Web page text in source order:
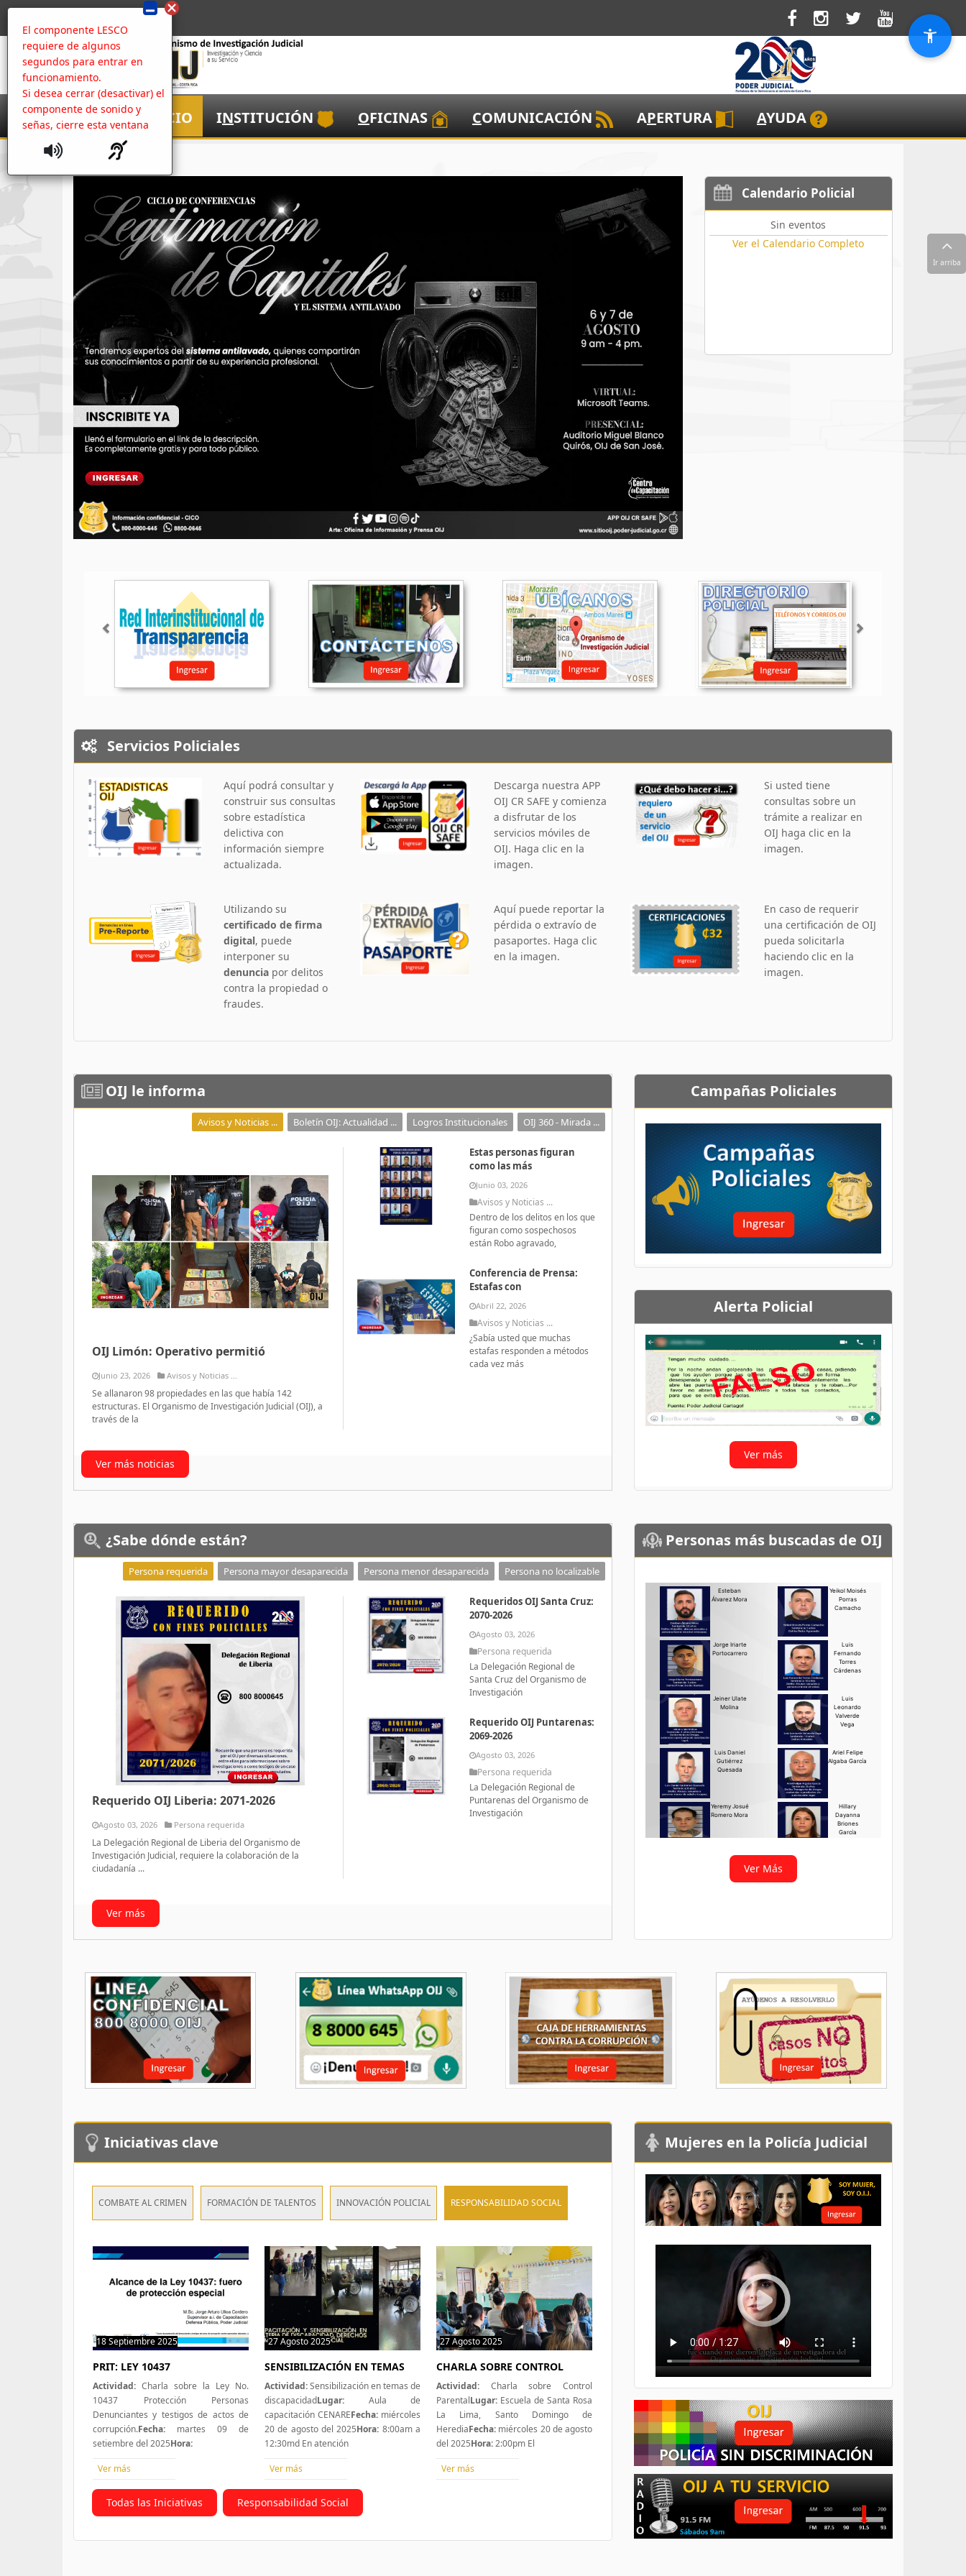
El componente LESCO
requiere de algunos
segundos para entrar en
funcionamiento.
Si desea cerrar (desactivar) el
componente de sonido y
señas, cierre esta ventana
NICIO INSTITUCIÓN OFICINAS COMUNICACIÓN APERTURA AYUDA
Calendario Policial
Sin eventos
Ver el Calendario Completo
Anterior
Servicios Policiales
Aquí podrá consultar y
construir sus consultas
sobre estadística
delictiva con
información siempre
actualizada.
Descarga nuestra APP
OIJ CR SAFE y comienza
a disfrutar de los
servicios móviles de
OIJ. Haga clic en la
imagen.
Si usted tiene
consultas sobre un
trámite a realizar en
OIJ haga clic en la
imagen.
Utilizando su
certificado de firma
digital, puede
interponer su
denuncia por delitos
contra la propiedad o
fraudes.
Aquí puede reportar la
pérdida o extravío de
pasaportes. Haga clic
en la imagen.
En caso de requerir
una certificación de OIJ
pueda solicitarla
haciendo clic en la
imagen.
OIJ le informa
Avisos y Noticias ... Boletín OIJ: Actualidad ... Logros Institucionales OIJ 360 - Mirada ...
OIJ Limón: Operativo permitió
Junio 23, 2026 Avisos y Noticias ...
Se allanaron 98 propiedades en las que había 142
estructuras. El Organismo de Investigación Judicial (OIJ), a
través de la
Estas personas figuran
como las más
Junio 03, 2026
Avisos y Noticias ...
Dentro de los delitos en los que
figuran como sospechosos
están Robo agravado,
Conferencia de Prensa:
Estafas con
Abril 22, 2026
Avisos y Noticias ...
¿Sabía usted que muchas
estafas responden a métodos
cada vez más
Ver más noticias
Campañas Policiales
Alerta Policial
Ver más
¿Sabe dónde están?
Persona requerida Persona mayor desaparecida Persona menor desaparecida Persona no localizable
Requerido OIJ Liberia: 2071-2026
Agosto 03, 2026 Persona requerida
La Delegación Regional de Liberia del Organismo de
Investigación Judicial, requiere la colaboración de la
ciudadanía ...
Requeridos OIJ Santa Cruz:
2070-2026
Agosto 03, 2026
Persona requerida
La Delegación Regional de
Santa Cruz del Organismo de
Investigación
Requerido OIJ Puntarenas:
2069-2026
Agosto 03, 2026
Persona requerida
La Delegación Regional de
Puntarenas del Organismo de
Investigación
Ver más
Personas más buscadas de OIJ
Ver Más
Iniciativas clave
Todas las Iniciativas Responsabilidad Social
COMBATE AL CRIMEN FORMACIÓN DE TALENTOS INNOVACIÓN POLICIAL RESPONSABILIDAD SOCIAL
18 Septiembre 2025 0 hit
PRIT: LEY 10437
Actividad: Charla sobre la Ley No.
10437 Protección Personas
Denunciantes y testigos de actos de
corrupción.Fecha: martes 09 de
setiembre del 2025Hora:
Ver más
27 Agosto 2025 0 hit
SENSIBILIZACIÓN EN TEMAS
Actividad:Sensibilización en temas de
discapacidadLugar: Aula de
capacitación CENAREFecha: miércoles
20 de agosto del 2025Hora: 8:00am a
12:30md En atención
Ver más
27 Agosto 2025 0 hit
CHARLA SOBRE CONTROL
Actividad: Charla sobre Control
ParentalLugar: Escuela de Santa Rosa
La Lima, Santo Domingo de
HerediaFecha: miércoles 20 de agosto
del 2025Hora:2:00pm El
Ver más
Mujeres en la Policía Judicial
Ir arriba